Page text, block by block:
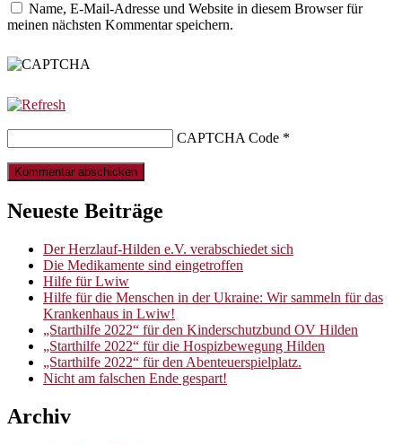
Name, E-Mail-Adresse und Website in diesem Browser für
meinen nächsten Kommentar speichern.
CAPTCHA Code *
Neueste Beiträge
Der Herzlauf-Hilden e.V. verabschiedet sich
Die Medikamente sind eingetroffen
Hilfe für Lwiw
Hilfe für die Menschen in der Ukraine: Wir sammeln für das
Krankenhaus in Lwiw!
„Starthilfe 2022“ für den Kinderschutzbund OV Hilden
„Starthilfe 2022“ für die Hospizbewegung Hilden
„Starthilfe 2022“ für den Abenteuerspielplatz.
Nicht am falschen Ende gespart!
Archiv